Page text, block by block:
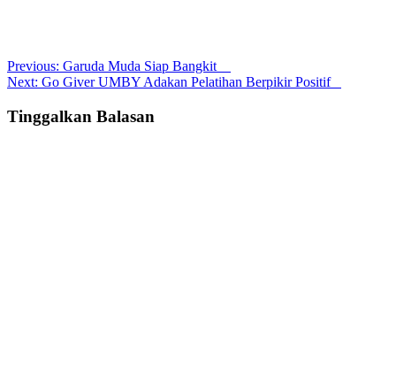
Post
navigation
Previous: Garuda Muda Siap Bangkit
Next: Go Giver UMBY Adakan Pelatihan Berpikir Positif
Tinggalkan Balasan